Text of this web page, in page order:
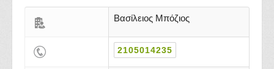
Βασίλειος Μπόζιος
2105014235